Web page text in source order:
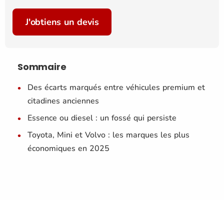
J'obtiens un devis
Sommaire
Des écarts marqués entre véhicules premium et
citadines anciennes
Essence ou diesel : un fossé qui persiste
Toyota, Mini et Volvo : les marques les plus
économiques en 2025